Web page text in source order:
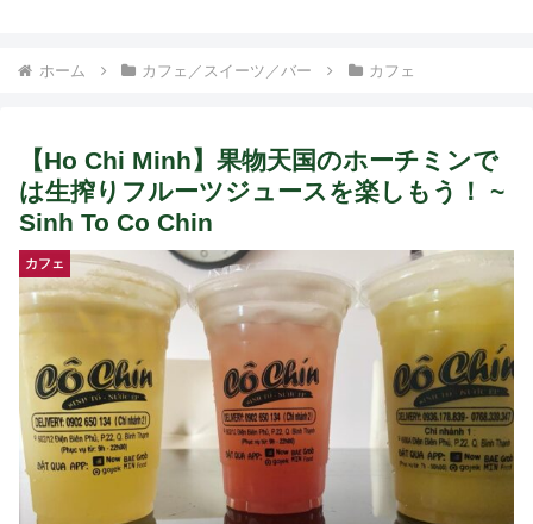
ホーム カフェ／スイーツ／バー カフェ
【Ho Chi Minh】果物天国のホーチミンで
は生搾りフルーツジュースを楽しもう！ ~
Sinh To Co Chin
カフェ